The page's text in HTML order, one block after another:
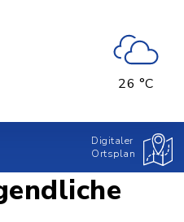
26 °C
Digitaler
Ortsplan